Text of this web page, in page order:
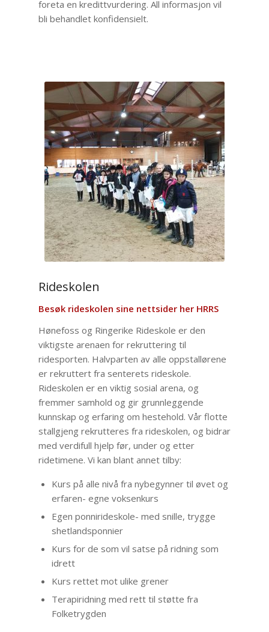
foreta en kredittvurdering. All informasjon vil
bli behandlet konfidensielt.
Rideskolen
Besøk rideskolen sine nettsider her HRRS
Hønefoss og Ringerike Rideskole er den
viktigste arenaen for rekruttering til
ridesporten. Halvparten av alle oppstallørene
er rekruttert fra senterets rideskole.
Rideskolen er en viktig sosial arena, og
fremmer samhold og gir grunnleggende
kunnskap og erfaring om hestehold. Vår flotte
stallgjeng rekrutteres fra rideskolen, og bidrar
med verdifull hjelp før, under og etter
ridetimene. Vi kan blant annet tilby:
Kurs på alle nivå fra nybegynner til øvet og
erfaren- egne voksenkurs
Egen ponnirideskole- med snille, trygge
shetlandsponnier
Kurs for de som vil satse på ridning som
idrett
Kurs rettet mot ulike grener
Terapiridning med rett til støtte fra
Folketrygden